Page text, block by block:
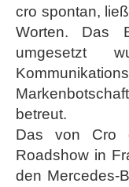
cro spontan,
Worten. Das
umgesetzt
betreut.
Das von Cro
Roadshow in
den Mercedes-